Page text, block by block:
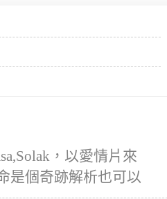
，以愛情片來
是個奇跡解析也可以